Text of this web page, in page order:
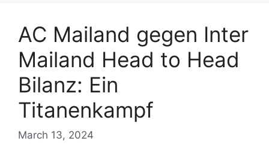
AC Mailand gegen Inter
Mailand Head to Head
Bilanz: Ein
Titanenkampf
March 13, 2024